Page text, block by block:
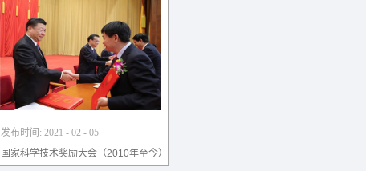
国家科学技术奖励大会（2010年至今）
发布时间: 2021 - 02 - 05